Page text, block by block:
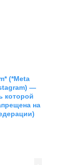
*(*Meta
—
которой
на